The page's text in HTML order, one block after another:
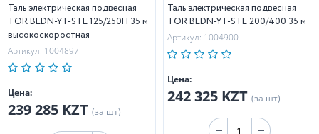
Таль электрическая подвесная
TOR BLDN-YT-STL 125/250H 35 м
высокоскоростная
Артикул: 1004897
Цена:
239 285 KZT (за шт)
Таль электрическая подвесная
TOR BLDN-YT-STL 200/400 35 м
Артикул: 1004900
Цена:
242 325 KZT (за шт)